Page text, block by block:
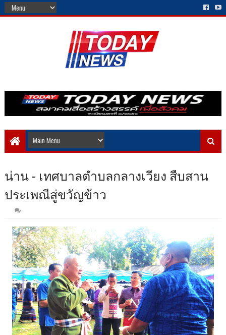
น่าน​ - เทศบาลตำบลกลางเวียง สืบสาน
ประเพณีสู่ขวัญข้าว